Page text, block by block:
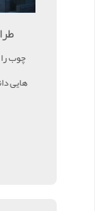
چوب
هایی